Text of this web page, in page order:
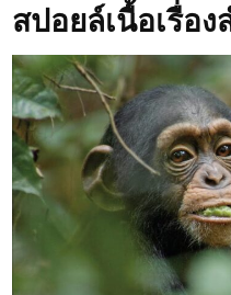
สปอยล์เนื้อเรื่อ